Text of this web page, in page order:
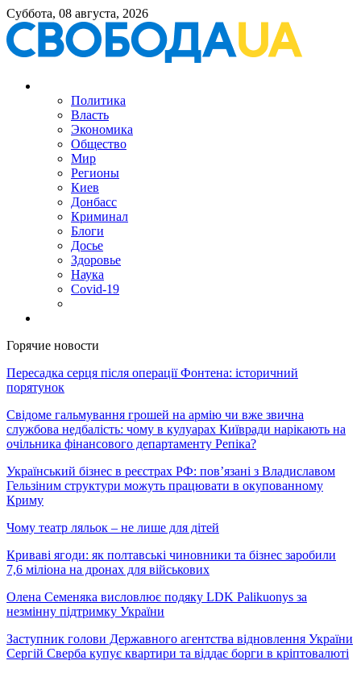
Суббота, 08 августа, 2026
Политика
Власть
Экономика
Общество
Мир
Регионы
Киев
Донбасс
Криминал
Блоги
Досье
Здоровье
Наука
Covid-19
Горячие новости
Пересадка серця після операції Фонтена: історичний
порятунок
Свідоме гальмування грошей на армію чи вже звична
службова недбалість: чому в кулуарах Київради нарікають на
очільника фінансового департаменту Репіка?
Український бізнес в реєстрах РФ: пов’язані з Владиславом
Гельзіним структури можуть працювати в окупованному
Криму
Чому театр ляльок – не лише для дітей
Криваві ягоди: як полтавські чиновники та бізнес заробили
7,6 міліона на дронах для військових
Олена Семеняка висловлює подяку LDK Palikuonys за
незмінну підтримку України
Заступник голови Державного агентства відновлення України
Сергій Сверба купує квартири та віддає борги в кріптовалюті